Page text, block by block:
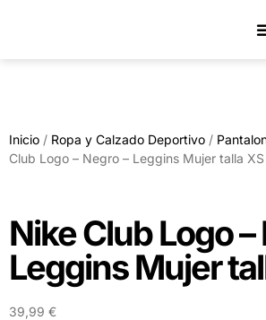
Inicio / Ropa y Calzado Deportivo /
Club Logo – Negro – Leggins Mujer talla XS
Nike Club Logo –
Leggins Mujer
39,99 €